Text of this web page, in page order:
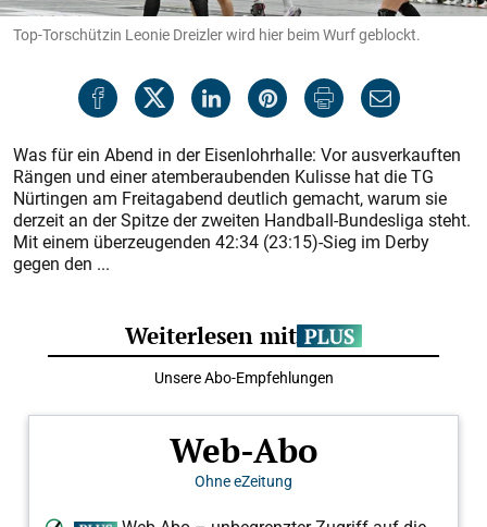
Top-Torschützin Leonie Dreizler wird hier beim Wurf geblockt.
Was für ein Abend in der Eisenlohrhalle: Vor ausverkauften
Rängen und einer atemberaubenden Kulisse hat die TG
Nürtingen am Freitagabend deutlich gemacht, warum sie
derzeit an der Spitze der zweiten Handball-Bundesliga steht.
Mit einem überzeugenden 42:34 (23:15)-Sieg im Derby
gegen den ...